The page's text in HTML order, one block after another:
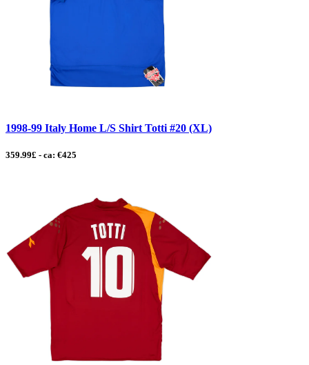
1998-99 Italy Home L/S Shirt Totti #20 (XL)
359.99£ - ca: €425